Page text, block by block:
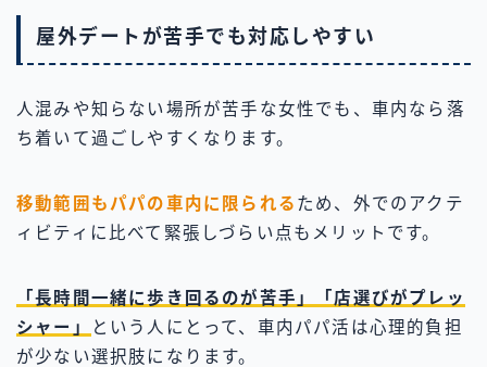
屋外デートが苦手でも対応しやすい
人混みや知らない場所が苦手な女性でも、車内なら落
ち着いて過ごしやすくなります。
移動範囲もパパの車内に限られる ため、外でのアクテ
ィビティに比べて緊張しづらい点もメリットです。
「長時間一緒に歩き回るのが苦手」「店選びがプレッ
シャー」
という人にとって、車内パパ活は心理的負担
が少ない選択肢になります。